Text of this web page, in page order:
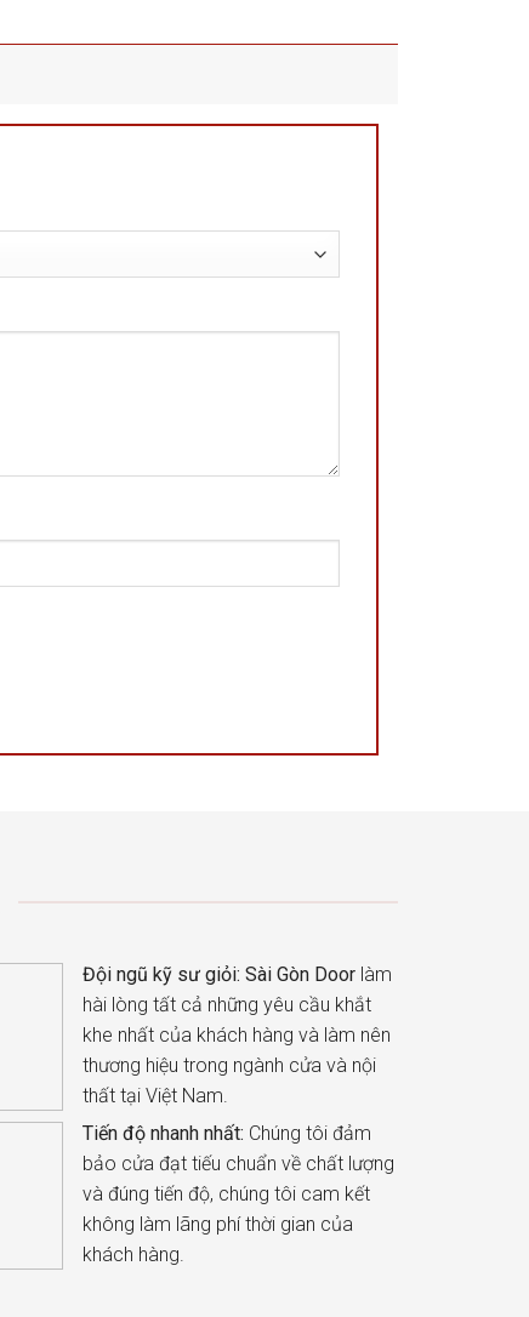
Đội ngũ kỹ sư giỏi: Sài Gòn Doorlàm
hài lòng tất cả những yêu cầu khắt
khe nhất của khách hàng và làm nên
thương hiệu trong ngành cửa và nội
thất tại Việt Nam.
Tiến độ nhanh nhất: Chúng tôi đảm
bảo cửa đạt tiếu chuẩn về chất lượng
và đúng tiến độ, chúng tôi cam kết
không làm lãng phí thời gian của
khách hàng.